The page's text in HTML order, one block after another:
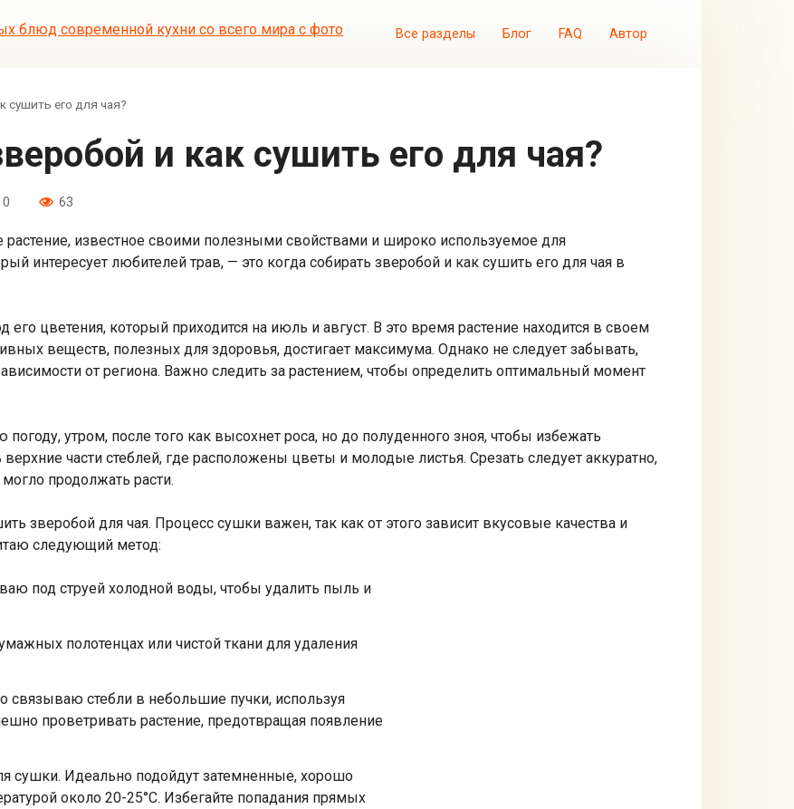
Все разделы Блог FAQ Автор
сушить его для чая?
и как сушить его для чая?
0 63
растение, известное своими полезными свойствами и широко используемое для
интересует любителей трав, — это когда собирать зверобой и как сушить его для чая в
его цветения, который приходится на июль и август. В это время растение находится в своем
веществ, полезных для здоровья, достигает максимума. Однако не следует забывать,
от региона. Важно следить за растением, чтобы определить оптимальный момент
утром, после того как высохнет роса, но до полуденного зноя, чтобы избежать
части стеблей, где расположены цветы и молодые листья. Срезать следует аккуратно,
продолжать расти.
зверобой для чая. Процесс сушки важен, так как от этого зависит вкусовые качества и
следующий метод:
под струей холодной воды, чтобы удалить пыль и
полотенцах или чистой ткани для удаления
связываю стебли в небольшие пучки, используя
проветривать растение, предотвращая появление
сушки. Идеально подойдут затемненные, хорошо
около 20-25°C. Избегайте попадания прямых